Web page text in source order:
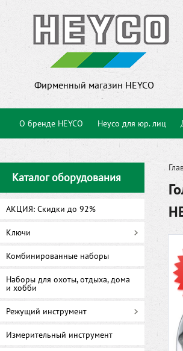
Фирменный магазин HEYCO
О бренде HEYCO Heyco для юр. лиц
Каталог оборудования
АКЦИЯ: Скидки до 92%
Ключи
Комбинированные наборы
Наборы для охоты, отдыха, дома
и хобби
Режущий инструмент
Измерительный инструмент